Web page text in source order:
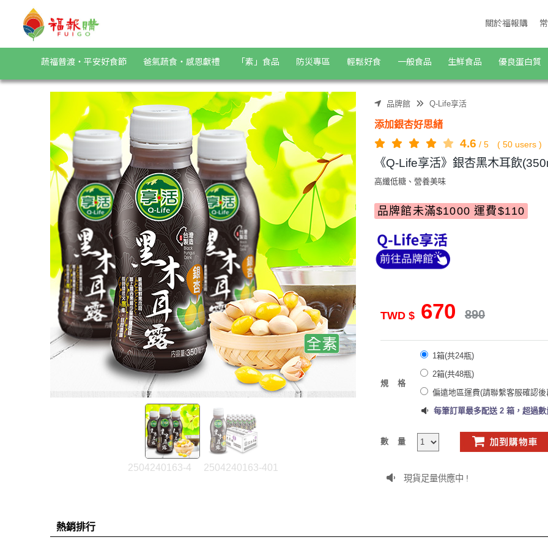
《Q-Life享活》銀杏黑木耳飲(350mlX24瓶/箱) | 福報購蔬食購物商城
關於福報購
蔬福普渡・平安好食節 爸氣蔬食・感恩獻禮 「素」食品 防災專區 輕鬆好食 一般食品 生鮮食品 優良蛋白質
2504240163-4 2504240163-401
品牌館 Q-Life享活
添加銀杏好思緒
4.6 / 5 ( 50 users )
《Q-Life享活》銀杏黑木耳飲
高纖低糖、營養美味
品牌館未滿$1000 運費$110
TWD $ 670 890
規格
1箱(共24瓶)
2箱(共48瓶)
偏遠地區運費(請聯繫客服確認後
每筆訂單最多配送 2 箱，超過
數量
現貨足量供應中 !
熱銷排行